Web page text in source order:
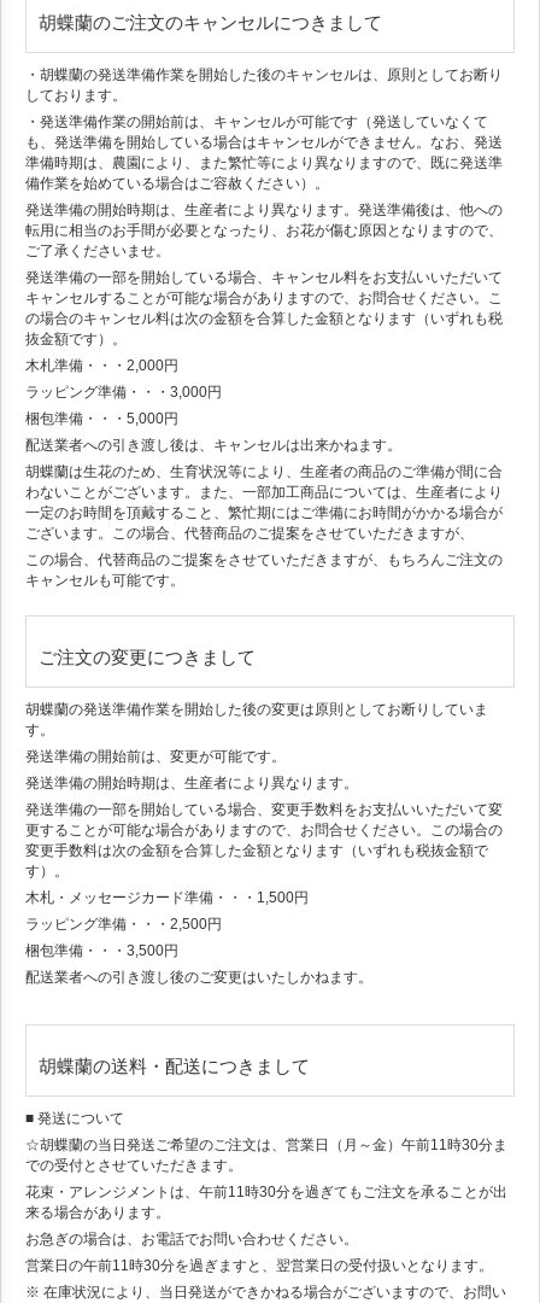
胡蝶蘭のご注文のキャンセルにつきまして
・胡蝶蘭の発送準備作業を開始した後のキャンセルは、原則としてお断り
しております。
・発送準備作業の開始前は、キャンセルが可能です（発送していなくて
も、発送準備を開始している場合はキャンセルができません。なお、発送
準備時期は、農園により、また繁忙等により異なりますので、既に発送準
備作業を始めている場合はご容赦ください）。
発送準備の開始時期は、生産者により異なります。発送準備後は、他への
転用に相当のお手間が必要となったり、お花が傷む原因となりますので、
ご了承くださいませ。
発送準備の一部を開始している場合、キャンセル料をお支払いいただいて
キャンセルすることが可能な場合がありますので、お問合せください。こ
の場合のキャンセル料は次の金額を合算した金額となります（いずれも税
抜金額です）。
木札準備・・・2,000円
ラッピング準備・・・3,000円
梱包準備・・・5,000円
配送業者への引き渡し後は、キャンセルは出来かねます。
胡蝶蘭は生花のため、生育状況等により、生産者の商品のご準備が間に合
わないことがございます。また、一部加工商品については、生産者により
一定のお時間を頂戴すること、繁忙期にはご準備にお時間がかかる場合が
ございます。この場合、代替商品のご提案をさせていただきますが、
この場合、代替商品のご提案をさせていただきますが、もちろんご注文の
キャンセルも可能です。
ご注文の変更につきまして
胡蝶蘭の発送準備作業を開始した後の変更は原則としてお断りしていま
す。
発送準備の開始前は、変更が可能です。
発送準備の開始時期は、生産者により異なります。
発送準備の一部を開始している場合、変更手数料をお支払いいただいて変
更することが可能な場合がありますので、お問合せください。この場合の
変更手数料は次の金額を合算した金額となります（いずれも税抜金額で
す）。
木札・メッセージカード準備・・・1,500円
ラッピング準備・・・2,500円
梱包準備・・・3,500円
配送業者への引き渡し後のご変更はいたしかねます。
胡蝶蘭の送料・配送につきまして
■ 発送について
☆胡蝶蘭の当日発送ご希望のご注文は、営業日（月～金）午前11時30分ま
での受付とさせていただきます。
花束・アレンジメントは、午前11時30分を過ぎてもご注文を承ることが出
来る場合があります。
お急ぎの場合は、お電話でお問い合わせください。
営業日の午前11時30分を過ぎますと、翌営業日の受付扱いとなります。
※ 在庫状況により、当日発送ができかねる場合がございますので、お問い